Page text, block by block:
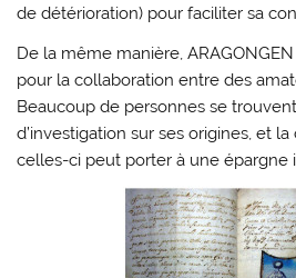
de détérioration) pour faciliter sa
De la même manière,
pour la collaboration entre des
Beaucoup de personnes se
d’investigation sur ses origines, et
celles-ci peut porter à une épargne